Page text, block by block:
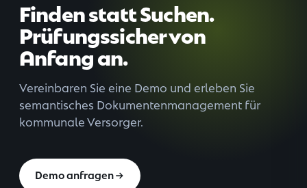
Finden statt Suchen.
Prüfungssicher von
Anfang an.
Vereinbaren Sie eine Demo und erleben Sie
semantisches Dokumentenmanagement für
kommunale Versorger.
Demo anfragen